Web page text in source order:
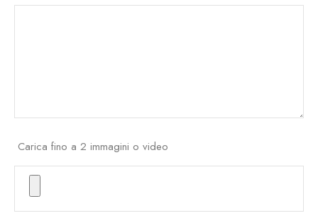
Carica fino a 2 immagini o video